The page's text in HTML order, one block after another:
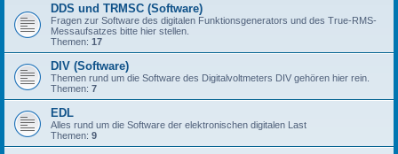
DDS und TRMSC (Software)
Fragen zur Software des digitalen Funktionsgenerators und des True-RMS-
Messaufsatzes bitte hier stellen.
Themen: 17
DIV (Software)
Themen rund um die Software des Digitalvoltmeters DIV gehören hier rein.
Themen: 7
EDL
Alles rund um die Software der elektronischen digitalen Last
Themen: 9